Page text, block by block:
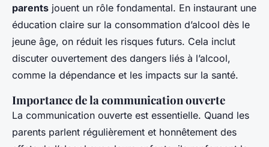
parents jouent un rôle fondamental. En instaurant une
éducation claire sur la consommation d’alcool dès le
jeune âge, on réduit les risques futurs. Cela inclut
discuter ouvertement des dangers liés à l’alcool,
comme la dépendance et les impacts sur la santé.
Importance de la communication ouverte
La communication ouverte est essentielle. Quand les
parents parlent régulièrement et honnêtement des